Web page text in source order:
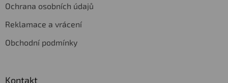
Ochrana osobních údajů
Reklamace a vrácení
Obchodní podmínky
Kontakt